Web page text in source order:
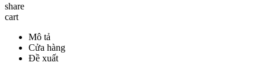
share
cart
Mô tả
Cửa hàng
Đề xuất